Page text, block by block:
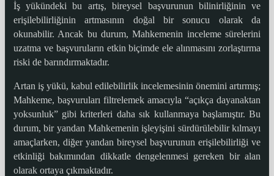
İş yükündeki bu artış, bireysel başvurunun bilinirliğinin ve
erişilebilirliğinin artmasının doğal bir sonucu olarak da
okunabilir. Ancak bu durum, Mahkemenin inceleme sürelerini
uzatma ve başvuruların etkin biçimde ele alınmasını zorlaştırma
riski de barındırmaktadır.
Artan iş yükü, kabul edilebilirlik incelemesinin önemini artırmış;
Mahkeme, başvuruları filtrelemek amacıyla “açıkça dayanaktan
yoksunluk” gibi kriterleri daha sık kullanmaya başlamıştır. Bu
durum, bir yandan Mahkemenin işleyişini sürdürülebilir kılmayı
amaçlarken, diğer yandan bireysel başvurunun erişilebilirliği ve
etkinliği bakımından dikkatle dengelenmesi gereken bir alan
olarak ortaya çıkmaktadır.